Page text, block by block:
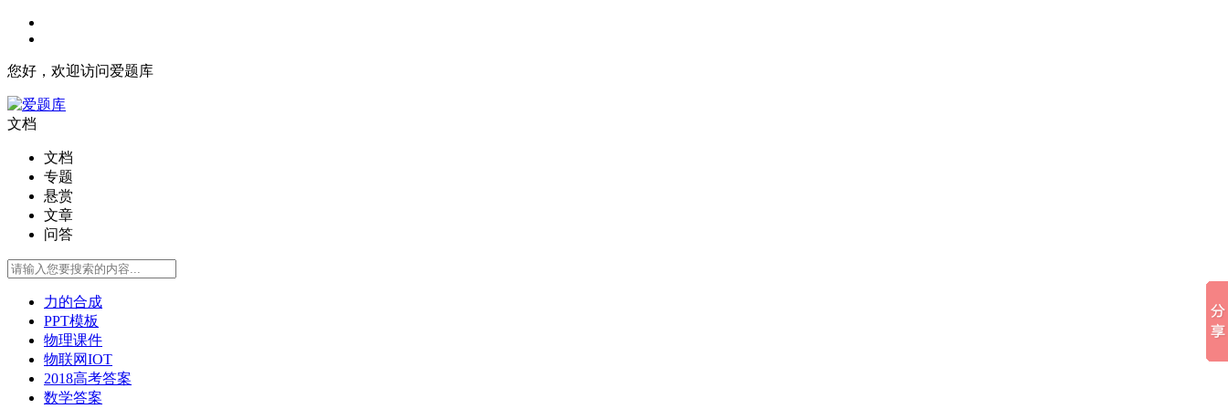
您好，欢迎访问爱题库
文档
文档
专题
悬赏
文章
问答
力的合成
PPT模板
物理课件
物联网IOT
2018高考答案
数学答案